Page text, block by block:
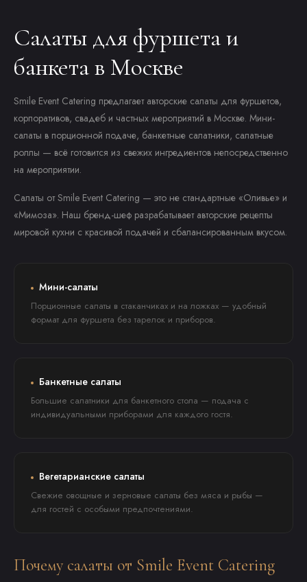
Салаты для фуршета и
банкета в Москве
Smile Event Catering предлагает авторские салаты для фуршетов,
корпоративов, свадеб и частных мероприятий в Москве. Мини-
салаты в порционной подаче, банкетные салатники, салатные
роллы — всё готовится из свежих ингредиентов непосредственно
на мероприятии.
Салаты от Smile Event Catering — это не стандартные «Оливье» и
«Мимоза». Наш бренд-шеф разрабатывает авторские рецепты
мировой кухни с красивой подачей и сбалансированным вкусом.
Мини-салаты
Порционные салаты в стаканчиках и на ложках — удобный
формат для фуршета без тарелок и приборов.
Банкетные салаты
Большие салатники для банкетного стола — подача с
индивидуальными приборами для каждого гостя.
Вегетарианские салаты
Свежие овощные и зерновые салаты без мяса и рыбы —
для гостей с особыми предпочтениями.
Почему салаты от Smile Event Catering